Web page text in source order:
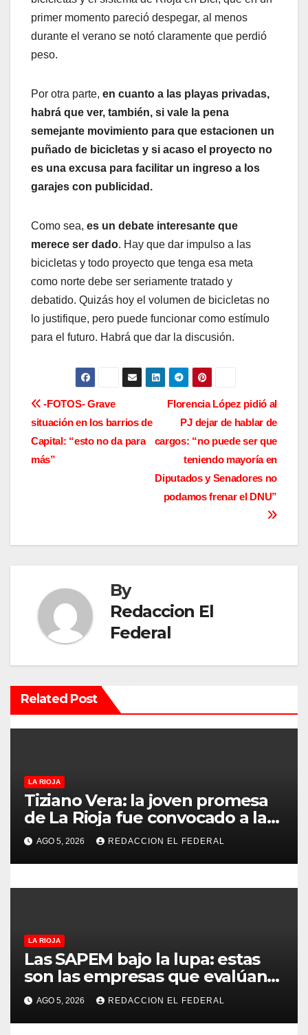
primer momento pareció despegar, al menos
durante el verano se notó claramente que perdió
peso.
Por otra parte, en cuanto a las playas privadas,
habrá que ver, también, si vale la pena
semejante movimiento para que estacionen un
puñado de bicicletas y si acaso el proyecto no
es una excusa para facilitar un ingreso a los
garajes con publicidad.
Como sea, es un debate interesante que
merece ser dado. Hay que dar impulso a las
bicicletas y todo proyecto que tenga esa meta
como norte debe ser seriamente tratado y
debatido. Quizás hoy el volumen de bicicletas no
lo justifique, pero puede funcionar como estímulo
para el futuro. Habrá que dar la discusión.
N
a
v
a
ó
n
d
e
n
t
r
a
d
s
Florencia López pidió al
PJ dejar de hablar de
cargos: “no puede ser que
teniendo mayoría en
Diputados y Senadores no
podamos frenar el DNU”
-FOTOS- Grave
situación en los barrios de
Capital: “esto no da para
más”
By
Redaccion El
Federal
Related Post
LA RIOJA
Tiziano Vera: la joven promesa
de La Rioja fue convocado a la
Selección Argentina sub-15
AGO 5, 2026 REDACCION EL FEDERAL
LA RIOJA
Las SAPEM bajo la lupa: estas
son las empresas que evalúan
vender a capitales privados
AGO 5, 2026 REDACCION EL FEDERAL